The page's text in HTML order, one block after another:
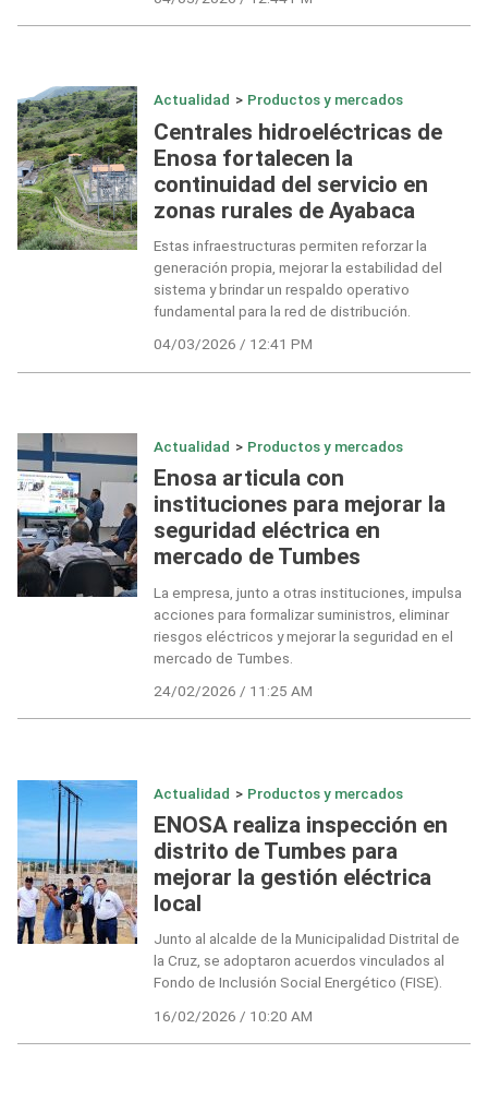
Actualidad > Productos y mercados
Centrales hidroeléctricas de
Enosa fortalecen la
continuidad del servicio en
zonas rurales de Ayabaca
Estas infraestructuras permiten reforzar la
generación propia, mejorar la estabilidad del
sistema y brindar un respaldo operativo
fundamental para la red de distribución.
04/03/2026 / 12:41 PM
Actualidad > Productos y mercados
Enosa articula con
instituciones para mejorar la
seguridad eléctrica en
mercado de Tumbes
La empresa, junto a otras instituciones, impulsa
acciones para formalizar suministros, eliminar
riesgos eléctricos y mejorar la seguridad en el
mercado de Tumbes.
24/02/2026 / 11:25 AM
Actualidad > Productos y mercados
ENOSA realiza inspección en
distrito de Tumbes para
mejorar la gestión eléctrica
local
Junto al alcalde de la Municipalidad Distrital de
la Cruz, se adoptaron acuerdos vinculados al
Fondo de Inclusión Social Energético (FISE).
16/02/2026 / 10:20 AM